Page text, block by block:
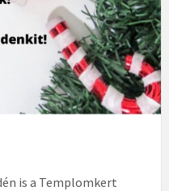
is a Templomkert